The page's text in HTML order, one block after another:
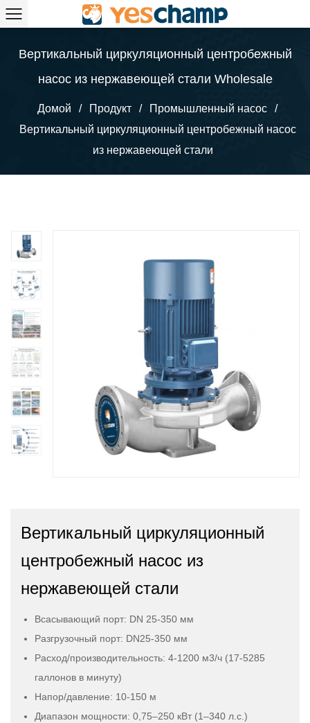
Вертикальный циркуляционный центробежный
насос из нержавеющей стали Wholesale
Домой / Продукт / Промышленный насос
/
Вертикальный циркуляционный центробежный насос
из нержавеющей стали
Вертикальный циркуляционный
центробежный насос из
нержавеющей стали
Всасывающий порт: DN 25-350 мм
Разгрузочный порт: DN25-350 мм
Расход/производительность: 4-1200 м3/ч (17-5285
галлонов в минуту)
Напор/давление: 10-150 м
Диапазон мощности: 0,75–250 кВт (1–340 л.с.)